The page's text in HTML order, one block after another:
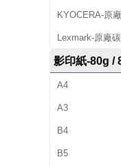
KYOCERA-原
Lexmark-原廠
影印紙-80g /
A4
A3
B4
B5